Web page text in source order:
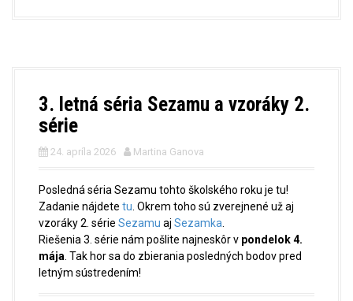
3. letná séria Sezamu a vzoráky 2.
série
24. apríla 2026 Martina Ganova
Posledná séria Sezamu tohto školského roku je tu!
Zadanie nájdete tu . Okrem toho sú zverejnené už aj
vzoráky 2. série Sezamu aj Sezamka
Riešenia 3. série nám pošlite najneskôr v pondelok 4.
mája . Tak hor sa do zbierania posledných bodov pred
letným sústredením!